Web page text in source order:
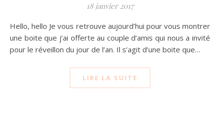
18 janvier 2017
Hello, hello Je vous retrouve aujourd’hui pour vous montrer
une boite que j’ai offerte au couple d’amis qui nous a invité
pour le réveillon du jour de l’an. Il s’agit d’une boite que…
LIRE LA SUITE